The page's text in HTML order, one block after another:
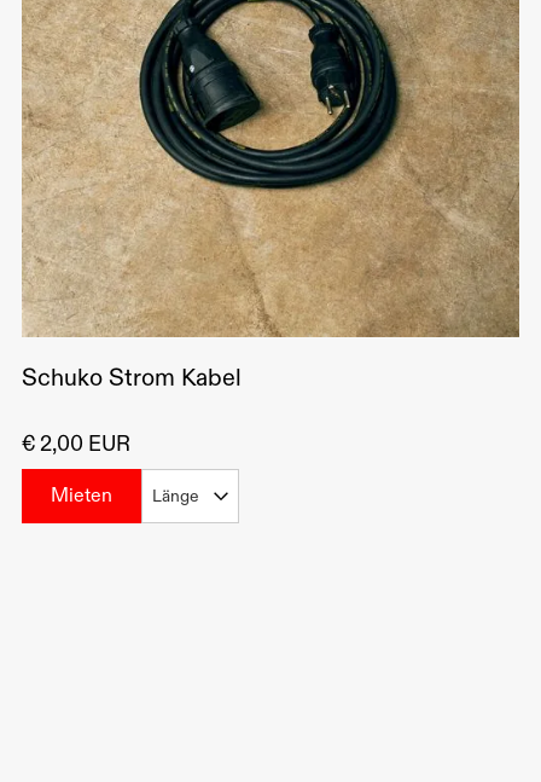
Schuko Strom Kabel
€ 2,00 EUR